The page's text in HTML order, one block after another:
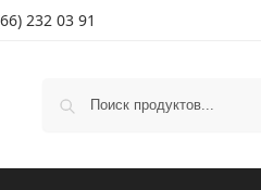
232 03 91